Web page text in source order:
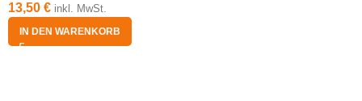
13,50 € inkl. MwSt.
IN DEN WARENKORB